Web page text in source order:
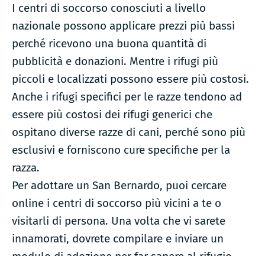
I centri di soccorso conosciuti a livello
nazionale possono applicare prezzi più bassi
perché ricevono una buona quantità di
pubblicità e donazioni. Mentre i rifugi più
piccoli e localizzati possono essere più costosi.
Anche i rifugi specifici per le razze tendono ad
essere più costosi dei rifugi generici che
ospitano diverse razze di cani, perché sono più
esclusivi e forniscono cure specifiche per la
razza.
Per adottare un San Bernardo, puoi cercare
online i centri di soccorso più vicini a te o
visitarli di persona. Una volta che vi sarete
innamorati, dovrete compilare e inviare un